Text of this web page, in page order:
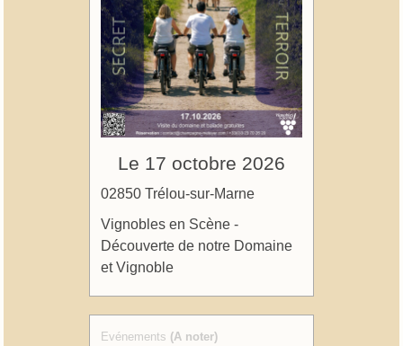
Le 17 octobre 2026
02850 Trélou-sur-Marne
Vignobles en Scène -
Découverte de notre Domaine
et Vignoble
Evénements (A noter)